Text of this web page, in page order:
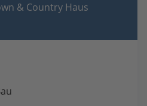
& Country Haus